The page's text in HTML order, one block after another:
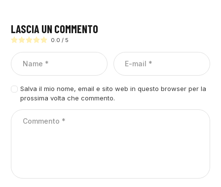
LASCIA UN COMMENTO
0.0 / 5
Salva il mio nome, email e sito web in questo browser per la
prossima volta che commento.